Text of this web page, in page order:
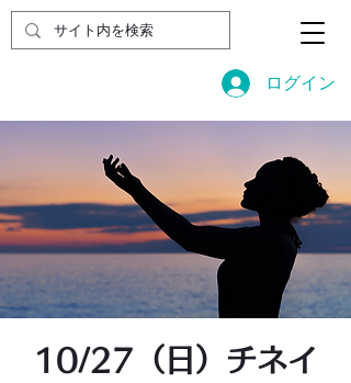
ログイン
10/27（日）チネイ